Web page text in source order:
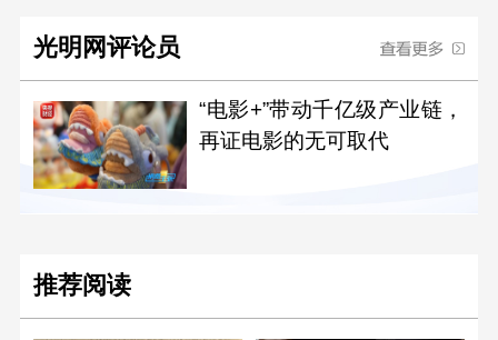
光明网评论员
“电影+”带动千亿级产业链，
再证电影的无可取代
推荐阅读